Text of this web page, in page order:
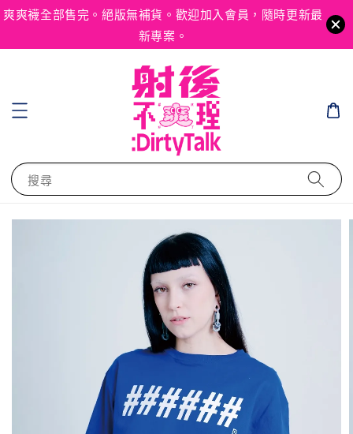
爽爽襪全部售完。絕版無補貨。歡迎加入會員，隨時更新最
新專案。
搜尋